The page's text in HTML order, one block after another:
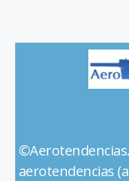
aerotendencias